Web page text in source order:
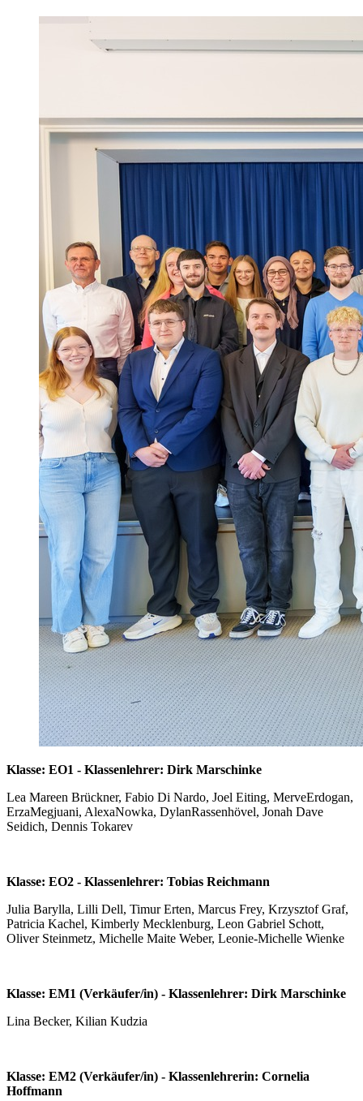
Klasse: EO1 - Klassenlehrer: Dirk Marschinke
Lea Mareen Brückner, Fabio Di Nardo, Joel Eiting, MerveErdogan,
ErzaMegjuani, AlexaNowka, DylanRassenhövel, Jonah Dave
Seidich, Dennis Tokarev
Klasse: EO2 - Klassenlehrer: Tobias Reichmann
Julia Barylla, Lilli Dell, Timur Erten, Marcus Frey, Krzysztof Graf,
Patricia Kachel, Kimberly Mecklenburg, Leon Gabriel Schott,
Oliver Steinmetz, Michelle Maite Weber, Leonie-Michelle Wienke
Klasse: EM1 (Verkäufer/in) - Klassenlehrer: Dirk Marschinke
Lina Becker, Kilian Kudzia
Klasse: EM2 (Verkäufer/in) - Klassenlehrerin: Cornelia
Hoffmann